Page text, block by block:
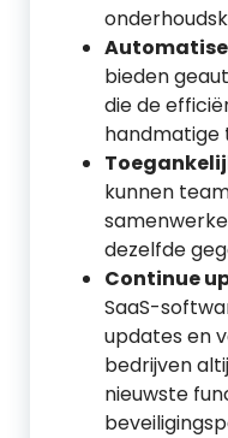
bieden
die de
handmatige
kunnen
dezelfde
Continue
SaaS-
updates en
bedrijven
nieuwste